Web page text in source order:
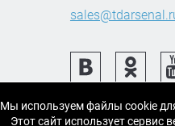
Мы используем файлы cookie
Этот сайт использует